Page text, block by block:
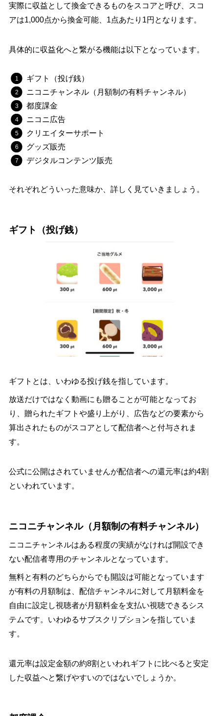
実際に収益として換金できるものをスコアと呼び、スコ
アは1,000点から換金可能、1点あたり1円となります。
具体的に収益化へと繋がる機能は以下となっています。
ギフト（投げ銭）
ニコニチャンネル（月額制の有料チャンネル）
都度課金
ニコニ広告
クリエイターサポート
グッズ販売
デジタルコンテンツ販売
それぞれどういった意味か、詳しく見ていきましょう。
ギフト（投げ銭）
ギフトとは、いわゆる投げ銭を指しています。
放送だけではなく動画にも贈ることが可能となってお
り、贈られたギフトや盛り上がり、広告などの要素から
算出されたものがスコアとして配信者へと付与されま
す。
公式に公開はされていませんが配信者への還元率は約4割
といわれています。
ニコニチャンネル（月額制の有料チャンネル）
ニコニチャンネルはある程度の実績がなければ開設でき
ない配信者専用のチャンネルとなっています。
無料と有料のどちらからでも開設は可能となっています
が有料の月額制は、配信チャンネルに対して月額料金を
自由に設定し視聴者が月額料金を支払い視聴できるシス
テムです。いわゆるサブスクリプションを指していま
す。
還元率は設定金額の約8割といわれギフトに比べると安定
した収益へと繋げやすいのではないでしょうか。